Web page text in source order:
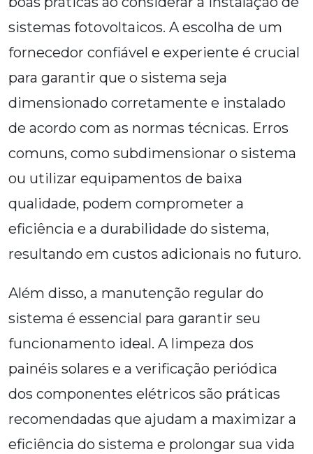
sistemas fotovoltaicos. A escolha de um
fornecedor confiável e experiente é crucial
para garantir que o sistema seja
dimensionado corretamente e instalado
de acordo com as normas técnicas. Erros
comuns, como subdimensionar o sistema
ou utilizar equipamentos de baixa
qualidade, podem comprometer a
eficiência e a durabilidade do sistema,
resultando em custos adicionais no futuro.
Além disso, a manutenção regular do
sistema é essencial para garantir seu
funcionamento ideal. A limpeza dos
painéis solares e a verificação periódica
dos componentes elétricos são práticas
recomendadas que ajudam a maximizar a
eficiência do sistema e prolongar sua vida